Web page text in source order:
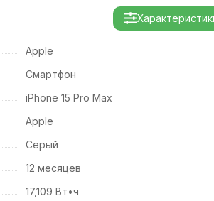
Apple
Смартфон
iPhone 15 Pro Max
Apple
Серый
12 месяцев
17,109 Вт•ч